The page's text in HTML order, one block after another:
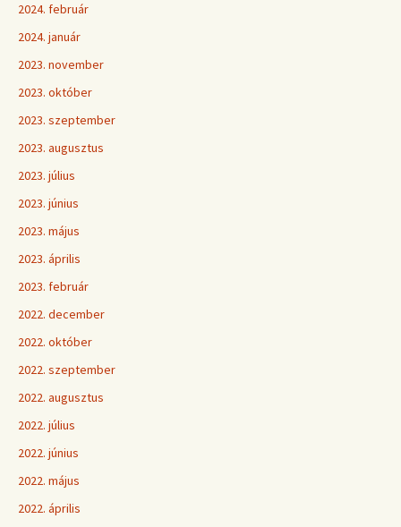
2024. február
2024. január
2023. november
2023. október
2023. szeptember
2023. augusztus
2023. július
2023. június
2023. május
2023. április
2023. február
2022. december
2022. október
2022. szeptember
2022. augusztus
2022. július
2022. június
2022. május
2022. április